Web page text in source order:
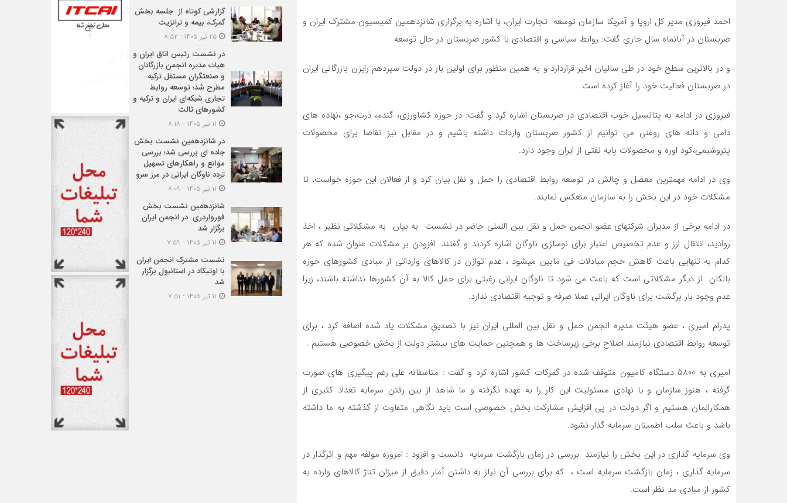
احمد فیروزی مدیر کل اروپا و آمریکا سازمان توسعه تجارت ایران، با اشاره به برگزاری شانزدهمین کمیسیون مشترک ایران و
صربستان در آبانماه سال جاری گفت: روابط سیاسی و اقتصادی با کشور صربستان در حال توسعه
و در بالاترین سطح خود در طی سالیان اخیر قراردارد و به همین منظور برای اولین بار در دولت سیزدهم رایزن بازرگانی ایران
در صربستان فعالیت خود را آغاز کرده است.
فیروزی در ادامه به پتانسیل خوب اقتصادی در صربستان اشاره کرد و گفت: در حوزه کشاورزی، گندم، ذرت،جو ،نهاده های
دامی و دانه های روغنی می توانیم از کشور صربستان واردات داشته باشیم و در مقابل نیز تقاضا برای محصولات
پتروشیمی،کود اوره و محصولات پایه نفتی از ایران وجود دارد.
وی در ادامه مهمترین معضل و چالش در توسعه روابط اقتصادی را حمل و نقل بیان کرد و از فعالان این حوزه خواست، تا
مشکلات خود در این بخش را به سازمان منعکس نمایند.
در ادامه برخی از مدیران شرکتهای عضو انجمن حمل و نقل بین اللملی حاضر در نشست به بیان به مشکلاتی نظیر ، اخذ
روادید، انتقال ارز و عدم تخصیص اعتبار برای نوسازی ناوگان اشاره کردند و گفتند: افزودن بر مشکلات عنوان شده که هر
کدام به تنهایی باعث کاهش حجم مبادلات فی مابین میشود ، عدم توازن در کالاهای وارداتی از مبادی کشورهای حوزه
بالکان از دیگر مشکلاتی است که باعث می شود تا ناوگان ایرانی رغبتی برای حمل کالا به آن کشورها نداشته باشند، زیرا
عدم وجود بار برگشت برای ناوگان ایرانی عملا صرفه و توجیه اقتصادی ندارد.
پدرام امیری ، عضو هیئت مدیره انجمن حمل و نقل بین المللی ایران نیز با تصدیق مشکلات یاد شده اضافه کرد ، برای
توسعه روابط اقتصادی نیازمند اصلاح برخی زیرساخت ها و همچنین حمایت های بیشتر دولت از بخش خصوصی هستیم .
امیری به 5800 دستگاه کامیون متوقف شده در گمرکات کشور اشاره کرد و گفت : متاسفانه علی رغم پیگیری های صورت
گرفته ، هنوز سازمان و یا نهادی مسئولیت این کار را به عهده نگرفته و ما شاهد از بین رفتن سرمایه تعداد کثیری از
همکارانمان هستیم و اگر دولت در پی افزایش مشارکت بخش خصوصی است باید نگاهی متفاوت از گذشته به ما داشته
باشد و باعث سلب اطمینان سرمایه گذار نشود.
وی سرمایه گذاری در این بخش را نیازمند بررسی در زمان بازگشت سرمایه دانست و افزود : امروزه مولفه مهم و اثرگذار در
سرمایه گذاری ، زمان بازگشت سرمایه است ، که برای بررسی آن نیاز به داشتن آمار دقیق از میزان تناژ کالاهای وارده به
کشور از مبادی مد نظر است.
گزارشی کوتاه از جلسه بخش
گمرک، بیمه و ترانزیت
۲۵ تیر ۱۴۰۵ - ۸:۵۲
در نشست رئیس اتاق ایران و
هیات مدیره انجمن بازرگانان
و صنعتگران مستقل ترکیه
مطرح شد؛ توسعه روابط
تجاری شبکه‌ای ایران و ترکیه و
کشورهای ثالث
در شانزدهمین نشست بخش
جاده ای بررسی شد؛ بررسی
موانع و راهکارهای تسهیل
تردد ناوگان ایرانی در مرز سرو
شانزدهمین نشست بخش
فورواردری در انجمن ایران
برگزار شد
نشست مشترک انجمن ایران
با اوتیکاد در استانبول برگزار
شد